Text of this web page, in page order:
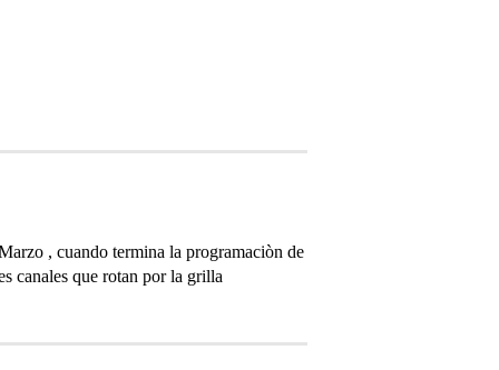
, cuando termina la programaciòn de
canales que rotan por la grilla